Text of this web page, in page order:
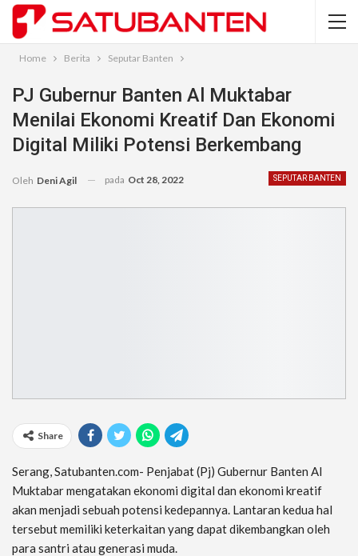
Home Berita Seputar Banten
PJ Gubernur Banten Al Muktabar
Menilai Ekonomi Kreatif Dan Ekonomi
Digital Miliki Potensi Berkembang
SEPUTAR BANTEN
Oleh Deni Agil pada Oct 28, 2022
Share
Serang, Satubanten.com- Penjabat (Pj) Gubernur Banten Al
Muktabar mengatakan ekonomi digital dan ekonomi kreatif
akan menjadi sebuah potensi kedepannya. Lantaran kedua hal
tersebut memiliki keterkaitan yang dapat dikembangkan oleh
para santri atau generasi muda.